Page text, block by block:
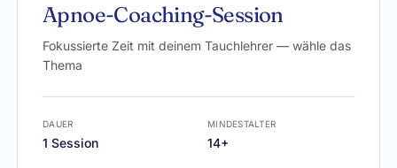
Apnoe-Coaching-Session
Fokussierte Zeit mit deinem Tauchlehrer — wähle das
Thema
DAUER
1 Session
MINDESTALTER
14+